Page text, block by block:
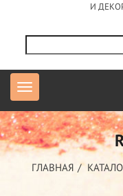
И
ГЛАВНАЯ